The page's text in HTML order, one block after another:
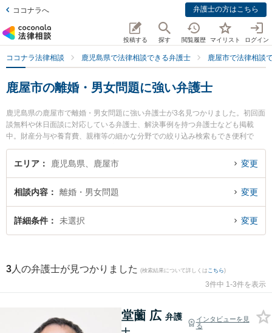
ココナラへ 弁護士の方はこちら
投稿する 探す 閲覧履歴 マイリスト ログイン
ココナラ法律相談 鹿児島県で法律相談できる弁護士 鹿屋市で法律相談
鹿屋市の離婚・男女問題に強い弁護士
鹿児島県の鹿屋市で離婚・男女問題に強い弁護士が3名見つかりました。初回面
談無料や休日面談に対応している弁護士、解決事例を持つ弁護士なども掲載
中。財産分与や養育費、親権等の細かな分野での絞り込み検索もでき便利で
す。特に堂薗法律事務所の堂薗 広弁護士や早川法律事務所の早川 雅子弁護士、
弁護士法人笹川法律事務所 鹿屋支所の笹川 竜伴弁護士のプロフィール情報や弁
トラブル解決の実績豊富な近くの弁護士を検索したい』『初回相談無料で離
婚・男女問題を法律相談できる鹿屋市内の弁護士に相談予約したい』などでお
困りの相談者さんにおすすめです。
エリア 鹿児島県、鹿屋市 変更
相談内容 離婚・男女問題 変更
詳細条件 未選択 変更
3 人の弁護士が見つかりました (検索結果について詳しくは こちら)
3件中 1-3件を表示
堂薗 広 弁護
インタビューを見
る